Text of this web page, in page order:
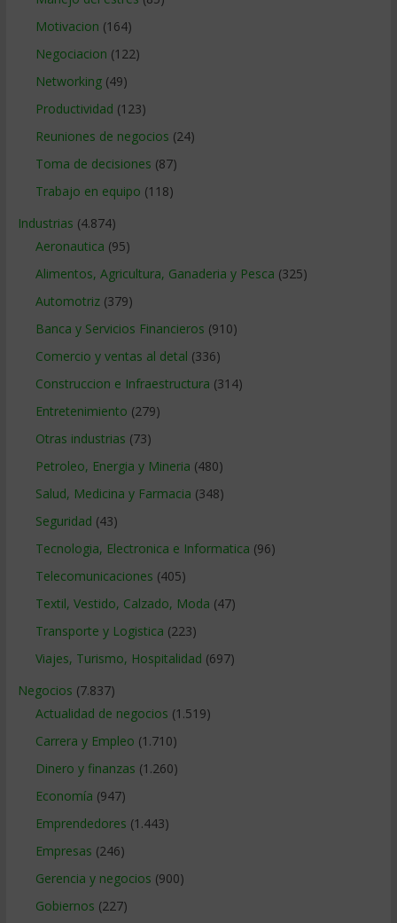
Motivacion (164)
Negociacion (122)
Networking(49)
Productividad (123)
Reuniones de negocios (24)
Toma de decisiones (87)
Trabajo en equipo (118)
Industrias (4.874)
Aeronautica (95)
Alimentos, Agricultura, Ganaderia y Pesca (325)
Automotriz(379)
Banca y Servicios Financieros (910)
Comercio y ventas al detal (336)
Construccion e Infraestructura (314)
Entretenimiento (279)
Otras industrias (73)
Petroleo, Energia y Mineria (480)
Salud, Medicina y Farmacia (348)
Seguridad (43)
Tecnologia, Electronica e Informatica (96)
Telecomunicaciones (405)
Textil, Vestido, Calzado, Moda (47)
Transporte y Logistica (223)
Viajes, Turismo, Hospitalidad (697)
Negocios (7.837)
Actualidad de negocios (1.519)
Carrera y Empleo (1.710)
Dinero y finanzas (1.260)
Economía (947)
Emprendedores (1.443)
Empresas (246)
Gerencia y negocios (900)
Gobiernos (227)